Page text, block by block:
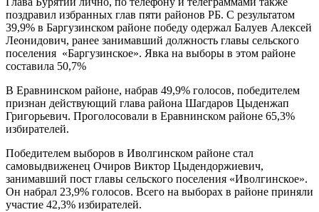
поздравил избранных глав пяти районов РБ. С результатом
39,9% в Баргузинском районе победу одержал Балуев Алексей
Леонидович, ранее занимавший должность главы сельского
поселения «Баргузинское». Явка на выборы в этом районе
составила 50,7%
В Еравнинском районе, набрав 49,9% голосов, победителем
признан действующий глава района Шагдаров Цыденжап
Григорьевич. Проголосовали в Еравнинском районе 65,3%
избирателей.
Победителем выборов в Иволгинском районе стал
самовыдвиженец Очиров Виктор Цыдендоржиевич,
занимавший пост главы сельского поселения «Иволгинское».
Он набрал 23,9% голосов. Всего на выборах в районе приняли
участие 42,3% избирателей.